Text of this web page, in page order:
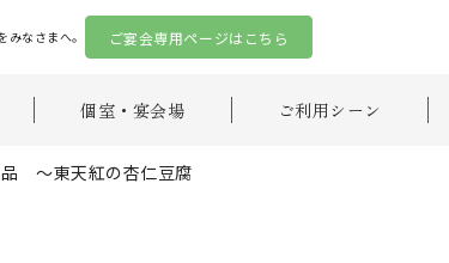
なさまへ。 ご宴会専用ページはこちら
個室・宴会場 ご利用シーン
品 ～東天紅の杏仁豆腐